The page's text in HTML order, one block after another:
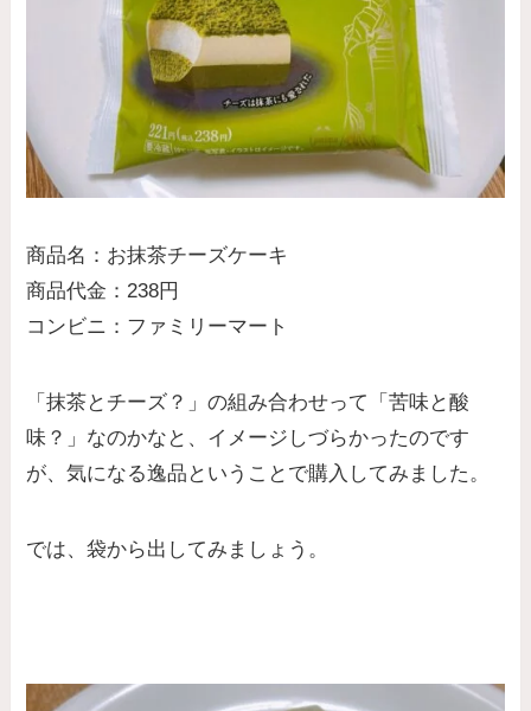
商品名：お抹茶チーズケーキ
商品代金：238円
コンビニ：ファミリーマート
「抹茶とチーズ？」の組み合わせって「苦味と酸
味？」なのかなと、イメージしづらかったのです
が、気になる逸品ということで購入してみました。
では、袋から出してみましょう。